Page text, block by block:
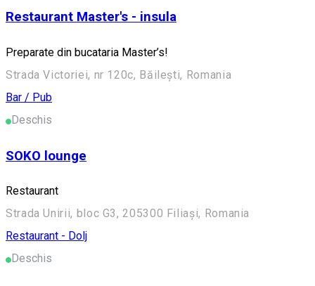
Restaurant Master's - insula
Preparate din bucataria Master’s!
Strada Victoriei, nr 120c, Băilești, Romania
Bar / Pub
Deschis
SOKO lounge
Restaurant
Strada Unirii, bloc G3, 205300 Filiași, Romania
Restaurant - Dolj
Deschis